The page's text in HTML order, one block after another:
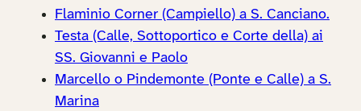
Flaminio Corner (Campiello) a S. Canciano.
Testa (Calle, Sottoportico e Corte della) ai
SS. Giovanni e Paolo
Marcello o Pindemonte (Ponte e Calle) a S.
Marina